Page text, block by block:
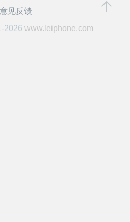
意见反馈
2026 www.leiphone.com